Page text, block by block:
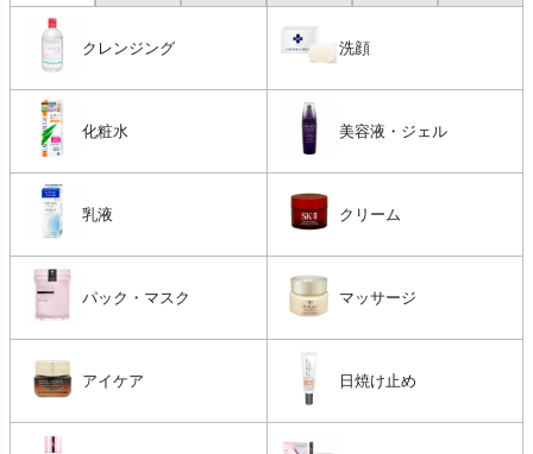
クレンジング 洗顔
化粧水 美容液・ジェル
乳液 クリーム
パック・マスク マッサージ
アイケア 日焼け止め